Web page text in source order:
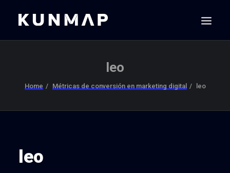
leo
Home Métricas de conversión en marketing digital leo
leo